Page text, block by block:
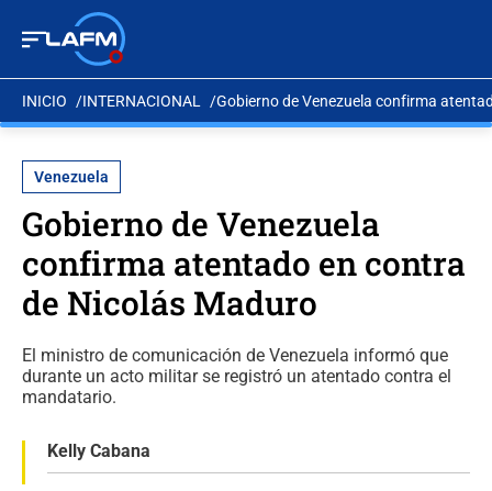
INICIO INTERNACIONAL Gobierno de Venezuela confirma
Venezuela
Gobierno de Venezuela
confirma atentado en contra
de Nicolás Maduro
El ministro de comunicación de Venezuela informó que
durante un acto militar se registró un atentado contra el
mandatario.
Kelly Cabana